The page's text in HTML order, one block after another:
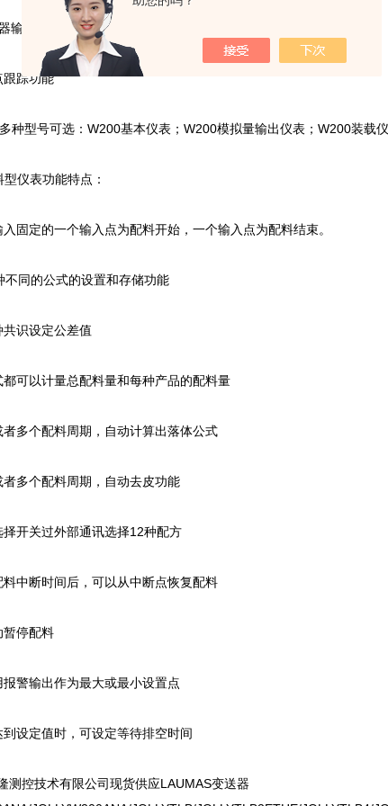
出可自行定义为常开常闭，以及是作为低限还是高限报警
踪功能
型号可选：W200基本仪表；W200模拟量输出仪表；W200装载
仪表功能特点：
定的一个输入点为配料开始，一个输入点为配料结束。
同的公式的设置和存储功能
识设定公差值
可以计量总配料量和每种产品的配料量
多个配料周期，自动计算出落体公式
多个配料周期，自动去皮功能
开关过外部通讯选择12种配方
中断时间后，可以从中断点恢复配料
停配料
警输出作为最大或最小设置点
设定值时，可设定等待排空时间
控技术有限公司现货供应LAUMAS变送器